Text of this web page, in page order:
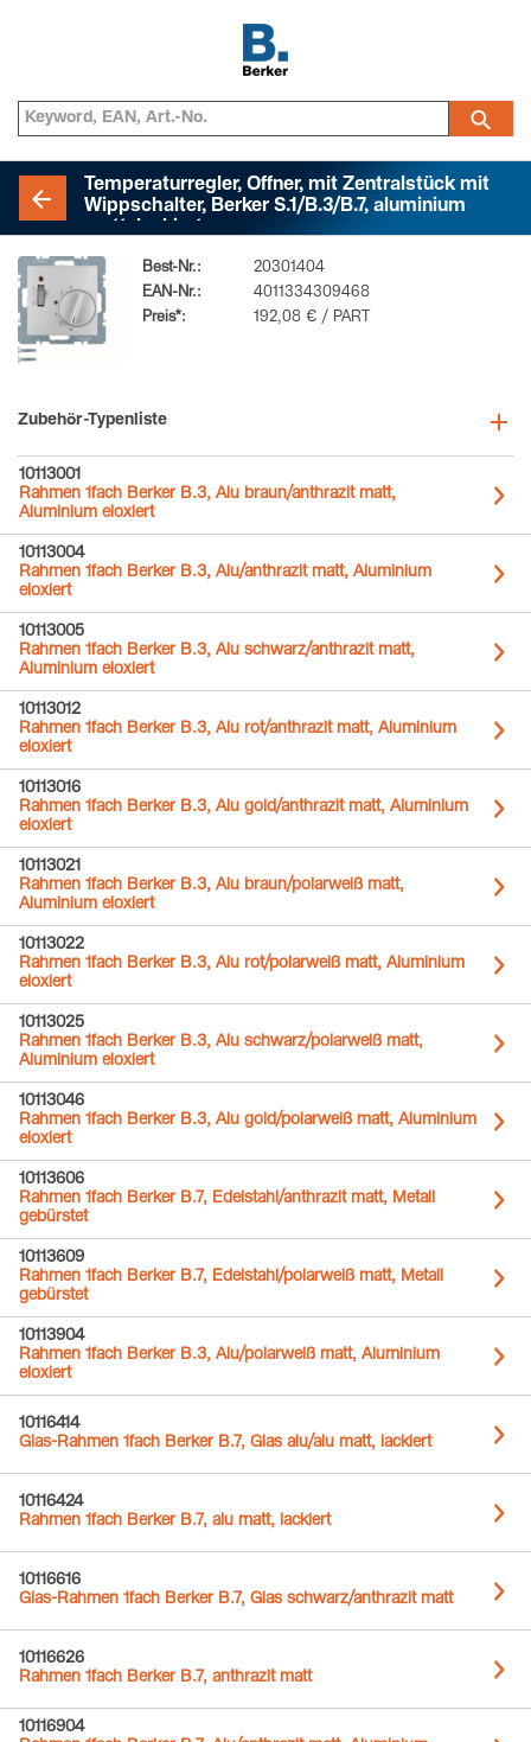
Temperaturregler, Öffner, mit Zentralstück mit
Wippschalter, Berker S.1/B.3/B.7, aluminium
Best-Nr.:
20301404
EAN-Nr.:
4011334309468
Preis*:
192,08 € / PART
Zubehör-Typenliste
10113001
Rahmen 1fach Berker B.3, Alu braun/anthrazit matt,
Aluminium eloxiert
10113004
Rahmen 1fach Berker B.3, Alu/anthrazit matt, Aluminium
eloxiert
10113005
Rahmen 1fach Berker B.3, Alu schwarz/anthrazit matt,
Aluminium eloxiert
10113012
Rahmen 1fach Berker B.3, Alu rot/anthrazit matt, Aluminium
eloxiert
10113016
Rahmen 1fach Berker B.3, Alu gold/anthrazit matt, Aluminium
eloxiert
10113021
Rahmen 1fach Berker B.3, Alu braun/polarweiß matt,
Aluminium eloxiert
10113022
Rahmen 1fach Berker B.3, Alu rot/polarweiß matt, Aluminium
eloxiert
10113025
Rahmen 1fach Berker B.3, Alu schwarz/polarweiß matt,
Aluminium eloxiert
10113046
Rahmen 1fach Berker B.3, Alu gold/polarweiß matt, Aluminium
eloxiert
10113606
Rahmen 1fach Berker B.7, Edelstahl/anthrazit matt, Metall
gebürstet
10113609
Rahmen 1fach Berker B.7, Edelstahl/polarweiß matt, Metall
gebürstet
10113904
Rahmen 1fach Berker B.3, Alu/polarweiß matt, Aluminium
eloxiert
10116414
Glas-Rahmen 1fach Berker B.7, Glas alu/alu matt, lackiert
10116424
Rahmen 1fach Berker B.7, alu matt, lackiert
10116616
Glas-Rahmen 1fach Berker B.7, Glas schwarz/anthrazit matt
10116626
Rahmen 1fach Berker B.7, anthrazit matt
10116904